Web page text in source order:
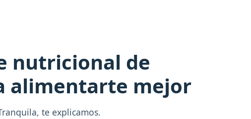
nutricional de
alimentarte mejor
te explicamos.